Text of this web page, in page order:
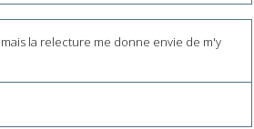
la relecture me donne envie de m'y